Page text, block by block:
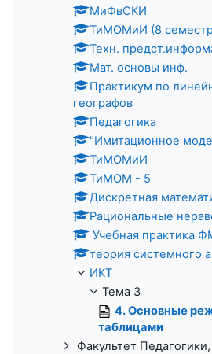
МиФвСКИ
ТиМОМиИ (8
Техн.
Мат. основы инф.
Практикум по
географов
Педагогика
"Имитационное
ТиМОМиИ
ТиМОМ - 5
Дискретная
Рациональные
Учебная практика
теория системного
ИКТ
Тема 3
4. Основные
таблицами
Факультет